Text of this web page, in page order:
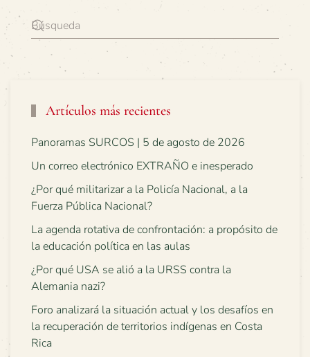
Artículos más recientes
Panoramas SURCOS | 5 de agosto de 2026
Un correo electrónico EXTRAÑO e inesperado
¿Por qué militarizar a la Policía Nacional, a la
Fuerza Pública Nacional?
La agenda rotativa de confrontación: a propósito de
la educación política en las aulas
¿Por qué USA se alió a la URSS contra la
Alemania nazi?
Foro analizará la situación actual y los desafíos en
la recuperación de territorios indígenas en Costa
Rica